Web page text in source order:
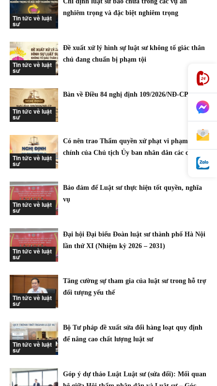
Tin tức về luật
sư
nghiêm trọng và đặc biệt nghiêm trọng
Tin tức về luật
sư
Đề xuất xử lý hình sự luật sư không tố giác thân
chủ đang chuẩn bị phạm tội
Tin tức về luật
sư
Bàn về Điều 84 nghị định 109/2026/NĐ-CP
Tin tức về luật
sư
Có nên trao Thẩm quyền xử phạt vi phạm hành
chính của Chủ tịch Ủy ban nhân dân các cấp
Tin tức về luật
sư
Bảo đảm để Luật sư thực hiện tốt quyền, nghĩa
vụ
Tin tức về luật
sư
Đại hội Đại biểu Đoàn luật sư thành phố Hà Nội
lần thứ XI (Nhiệm kỳ 2026 – 2031)
Tin tức về luật
sư
Tăng cường sự tham gia của luật sư trong hỗ trợ
đối tượng yếu thế
Tin tức về luật
sư
Bộ Tư pháp đề xuất sửa đổi hàng loạt quy định
để nâng cao chất lượng luật sư
Góp ý dự thảo Luật Luật sư (sửa đổi): Mối quan